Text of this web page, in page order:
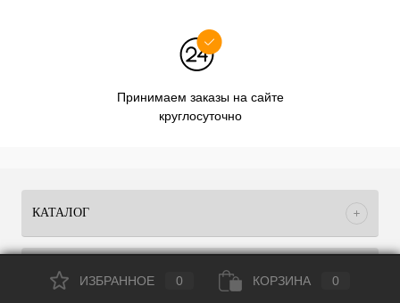
Принимаем заказы на сайте
круглосуточно
КАТАЛОГ
НАШИ ПРЕДЛОЖЕНИЯ
ИЗБРАННОЕ 0 КОРЗИНА 0